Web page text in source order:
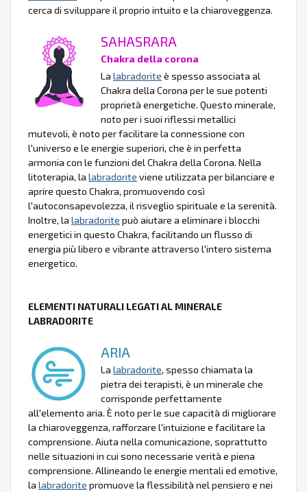
cerca di sviluppare il proprio intuito e la chiaroveggenza.
SAHASRARA
Chakra della corona
La labradorite è spesso associata al
Chakra della Corona per le sue potenti
proprietà energetiche. Questo minerale,
noto per i suoi riflessi metallici
mutevoli, è noto per facilitare la connessione con
l'universo e le energie superiori, che è in perfetta
armonia con le funzioni del Chakra della Corona. Nella
litoterapia, la labradorite viene utilizzata per bilanciare e
aprire questo Chakra, promuovendo così
l'autoconsapevolezza, il risveglio spirituale e la serenità.
Inoltre, la labradorite può aiutare a eliminare i blocchi
energetici in questo Chakra, facilitando un flusso di
energia più libero e vibrante attraverso l'intero sistema
energetico.
ELEMENTI NATURALI LEGATI AL MINERALE
LABRADORITE
ARIA
La labradorite, spesso chiamata la
pietra dei terapisti, è un minerale che
corrisponde perfettamente
all'elemento aria. È noto per le sue capacità di migliorare
la chiaroveggenza, rafforzare l'intuizione e facilitare la
comprensione. Aiuta nella comunicazione, soprattutto
nelle situazioni in cui sono necessarie verità e piena
comprensione. Allineando le energie mentali ed emotive,
la labradorite promuove la flessibilità nel pensiero e nei